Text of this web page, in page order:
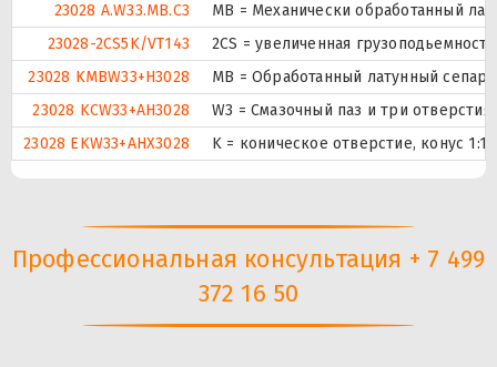
23028 A.W33.MB.C3
MB = Механически обработанный
23028-2CS5K/VT143
2CS = увеличенная
23028 KMBW33+H3028
MB = Обработанный латунный
23028 KCW33+AH3028
W3 = Смазочный паз и три
23028 EKW33+AHX3028
K = коническое отверстие, конус
Профессиональная консультация + 7 499
372 16 50